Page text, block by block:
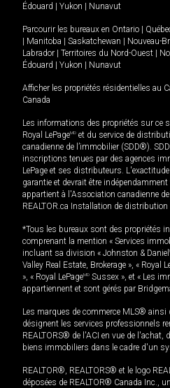
Édouard
Yukon Nunavut
Parcourir les bureaux en Ontario
Manitoba Saskatchewan Nouveau-
Labrador
Territoires du Nord-Ouest
Édouard
Yukon Nunavut
Afficher les propriétés résidentielles au
Canada
Les informations des propriétés sur ce
Royal LePageMD et du service de
canadienne de l’immobilier (SDD®).
inscriptions tenues par des agences
LePage et ses distributeurs.
garantie et devrait être
appartient à l'Association canadienne
REALTOR.ca Installation de distribution
*Tous les bureaux sont des propriétés
comprenant la mention « Services
incluant sa division « Johnston & Daniel
Valley Real Estate, Brokerage », « Royal
», « Royal LePageMD Sussex », et « Les
appartiennent et sont gérés par
Les marques de commerce MLS®
désignent les services professionnels
REALTORS® de l'ACI en vue de l'achat,
biens immobiliers dans le cadre d'un
REALTOR®, REALTORS® et le logo
déposées de REALTOR® Canada Inc.,